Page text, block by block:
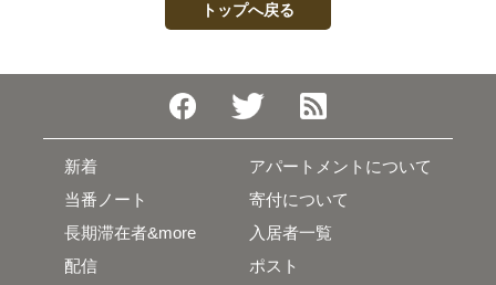
トップへ戻る
新着
当番ノート
長期滞在者&more
配信
アパートメントについて
寄付について
入居者一覧
ポスト